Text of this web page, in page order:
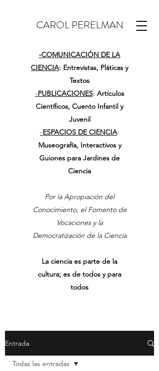
CAROL PERELMAN
-COMUNICACIÓN DE LA
CIENCIA: Entrevistas, Pláticas y
Textos
-PUBLICACIONES: Artículos
Científicos, Cuento Infantil y
Juvenil
-ESPACIOS DE CIENCIA:
Museografía, Interactivos y
Guiones para Jardines de
Ciencia
Por la Apropiación del
Conocimiento, el Fomento de
Vocaciones y la
Democratización de la Ciencia
La ciencia es parte de la
cultura; es de todos y para
todos
Entrada
Todas las entradas